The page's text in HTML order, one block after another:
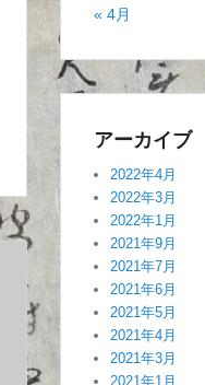
« 4月
アーカイブ
2022年4月
2022年3月
2022年1月
2021年9月
2021年7月
2021年6月
2021年5月
2021年4月
2021年3月
2021年1月